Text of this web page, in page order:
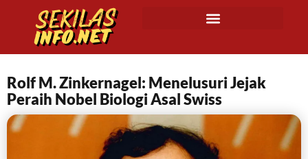
Rolf M. Zinkernagel: Menelusuri Jejak
Peraih Nobel Biologi Asal Swiss